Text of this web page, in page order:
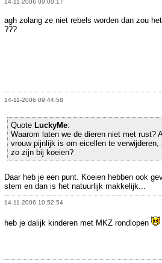
agh zolang ze niet rebels worden dan zou
???
14-11-2006 09:44:58
Quote LuckyMe:
Waarom laten we de dieren niet met rust?
vrouw pijnlijk is om eicellen te verwijderen,
zo zijn bij koeien?
Daar heb je een punt. Koeien hebben ook
stem en dan is het natuurlijk makkelijk...
14-11-2006 10:52:54
heb je dalijk kinderen met MKZ rondlopen